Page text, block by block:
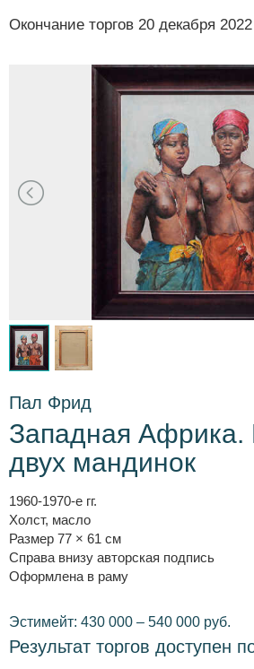
Окончание торгов 20 декабря
Пал Фрид
Западная Африка.
двух мандинок
1960-1970-е гг.
Холст, масло
Размер 77 × 61 см
Справа внизу авторская подпись
Оформлена в раму
Эстимейт: 430 000 – 540 000 руб.
Результат торгов доступен